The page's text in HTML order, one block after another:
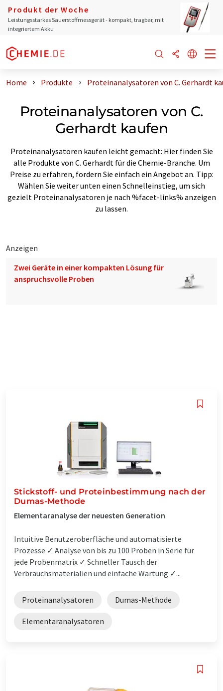
Produkt der Woche
Leistungsstarkes Sauerstoffmessgerät - kompakt, tragbar, mit
integriertem Akku
Home Produkte Proteinanalysatoren von C. Gerhardt
Proteinanalysatoren von C.
Gerhardt kaufen
Proteinanalysatoren kaufen leicht gemacht: Hier finden Sie
alle Produkte von C. Gerhardt für die Chemie-Branche. Um
Preise zu erfahren, fordern Sie einfach ein Angebot an. Tipp:
Wählen Sie weiter unten einen Schnelleinstieg, um sich
gezielt Proteinanalysatoren je nach %facet-links% anzeigen
zu lassen.
Anzeigen
Zwei Geräte in einer kompakten Lösung für
anspruchsvolle Proben
Stickstoff- und Proteinbestimmung nach der
Dumas-Methode
Elementaranalyse der neuesten Generation
Intuitive Benutzeroberfläche und automatisierte
Prozesse ✓ Analyse von bis zu 100 Proben in Serie für
jede Probenmatrix ✓ Schneller Tausch der
Verbrauchsmaterialien und einfache Wartung ✓...
Proteinanalysatoren Dumas-Methode
Elementaranalysatoren